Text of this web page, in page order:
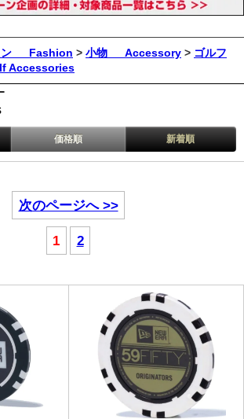
Fashion > 小物 Accessory > ゴルフ
Accessories
価格順 新着順
次のページへ >>
1 2